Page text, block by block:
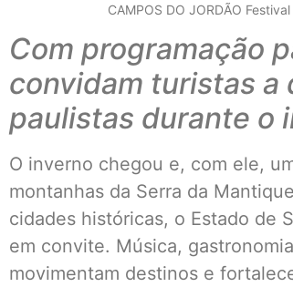
CAMPOS DO JORDÃO
Com programação
convidam turistas
paulistas durante o
O inverno chegou e, com ele,
montanhas da Serra da
cidades históricas, o Estado de
em convite. Música,
movimentam destinos e